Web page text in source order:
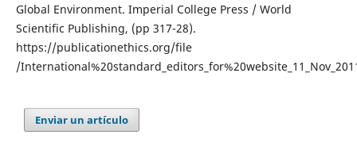
Global Environment. Imperial College Press / World
Scientific Publishing, (pp 317-28).
https://publicationethics.org/file
/
Enviar un artículo